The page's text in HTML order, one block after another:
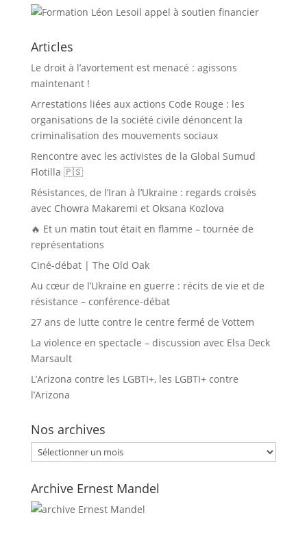
Articles
Le droit à l’avortement est menacé : agissons
maintenant !
Arrestations liées aux actions Code Rouge : les
organisations de la société civile dénoncent la
criminalisation des mouvements sociaux
Rencontre avec les activistes de la Global Sumud
Flotilla 🇵🇸
Résistances, de l’Iran à l’Ukraine : regards croisés
avec Chowra Makaremi et Oksana Kozlova
🔥 Et un matin tout était en flamme – tournée de
représentations
Ciné-débat | The Old Oak
Au cœur de l’Ukraine en guerre : récits de vie et de
résistance – conférence-débat
27 ans de lutte contre le centre fermé de Vottem
La violence en spectacle – discussion avec Elsa Deck
Marsault
L’Arizona contre les LGBTI+, les LGBTI+ contre
l’Arizona
Nos archives
Nos
archives
Archive Ernest Mandel